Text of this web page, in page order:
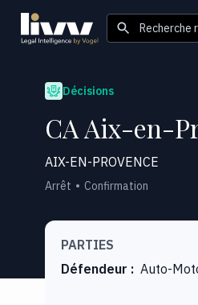
Recherche
Décisions
CA Aix-en-
AIX-EN-PROVENCE
Arrêt Confirmation
PARTIES
Défendeur : Auto-